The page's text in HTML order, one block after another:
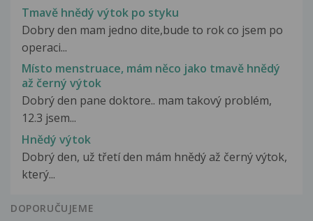
Tmavě hnědý výtok po styku
Dobry den mam jedno dite,bude to rok co jsem po
operaci...
Místo menstruace, mám něco jako tmavě hnědý
až černý výtok
Dobrý den pane doktore.. mam takový problém,
12.3 jsem...
Hnědý výtok
Dobrý den, už třetí den mám hnědý až černý výtok,
který...
DOPORUČUJEME